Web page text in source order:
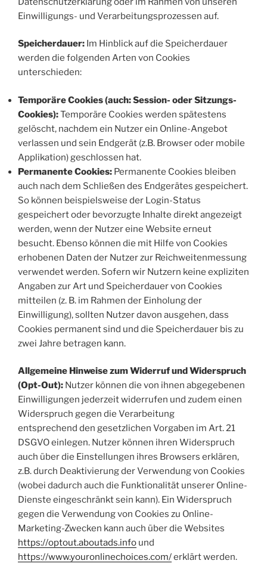
Einwilligungs- und Verarbeitungsprozessen auf.
Speicherdauer: Im Hinblick auf die Speicherdauer
werden die folgenden Arten von Cookies
unterschieden:
Temporäre Cookies (auch: Session- oder Sitzungs-
Cookies):Temporäre Cookies werden spätestens
gelöscht, nachdem ein Nutzer ein Online-Angebot
verlassen und sein Endgerät (z.B. Browser oder mobile
Applikation) geschlossen hat.
Permanente Cookies: Permanente Cookies bleiben
auch nach dem Schließen des Endgerätes gespeichert.
So können beispielsweise der Login-Status
gespeichert oder bevorzugte Inhalte direkt angezeigt
werden, wenn der Nutzer eine Website erneut
besucht. Ebenso können die mit Hilfe von Cookies
erhobenen Daten der Nutzer zur Reichweitenmessung
verwendet werden. Sofern wir Nutzern keine expliziten
Angaben zur Art und Speicherdauer von Cookies
mitteilen (z. B. im Rahmen der Einholung der
Einwilligung), sollten Nutzer davon ausgehen, dass
Cookies permanent sind und die Speicherdauer bis zu
zwei Jahre betragen kann.
Allgemeine Hinweise zum Widerruf und Widerspruch
(Opt-Out): Nutzer können die von ihnen abgegebenen
Einwilligungen jederzeit widerrufen und zudem einen
Widerspruch gegen die Verarbeitung
entsprechend den gesetzlichen Vorgaben im Art. 21
DSGVO einlegen. Nutzer können ihren Widerspruch
auch über die Einstellungen ihres Browsers erklären,
z.B. durch Deaktivierung der Verwendung von Cookies
(wobei dadurch auch die Funktionalität unserer Online-
Dienste eingeschränkt sein kann). Ein Widerspruch
gegen die Verwendung von Cookies zu Online-
Marketing-Zwecken kann auch über die Websites
https://optout.aboutads.info und
https://www.youronlinechoices.com/erklärt werden.